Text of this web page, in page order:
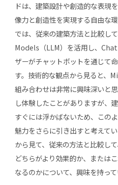
ドは、建築設計や創造的な表現
像力と創造性を実現する自由な
では、従来の建築方法と比較し
Models（LLM）を活用し、
ザーがチャットボットを通じて
す。技術的な観点から見ると、
組み合わせは非常に興味深いと
し体験したことがありますが、
すぐには浮かばないため、この
魅力をさらに引き出すと考えて
から見て、従来の方法と比較し
どちらがより効果的か、または
なるのかについて、興味を持って